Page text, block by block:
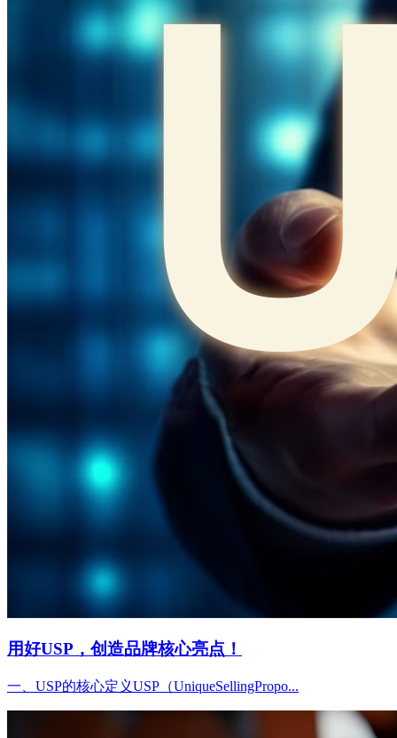
用好USP，创造品牌核心亮点！
一、USP的核心定义USP（UniqueSellingPropo...